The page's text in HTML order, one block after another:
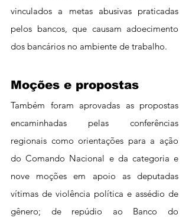
vinculados a metas abusivas praticadas
pelos bancos, que causam adoecimento
dos bancários no ambiente de trabalho.
Moções e propostas
Também foram aprovadas as propostas
encaminhadas pelas conferências
regionais como orientações para a ação
do Comando Nacional e da categoria e
nove moções em apoio as deputadas
vítimas de violência política e assédio de
gênero; de repúdio ao Banco do